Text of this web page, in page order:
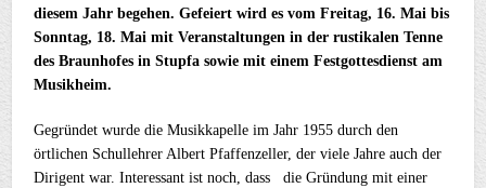
diesem Jahr begehen. Gefeiert wird es vom Freitag, 16. Mai bis
Sonntag, 18. Mai mit Veranstaltungen in der rustikalen Tenne
des Braunhofes in Stupfa sowie mit einem Festgottesdienst am
Musikheim.
Gegründet wurde die Musikkapelle im Jahr 1955 durch den
örtlichen Schullehrer Albert Pfaffenzeller, der viele Jahre auch der
Dirigent war. Interessant ist noch, dass die Gründung mit einer